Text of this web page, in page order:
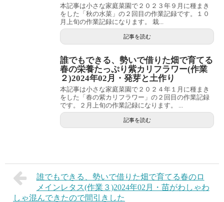
本記事は小さな家庭菜園で２０２３年９月に種まき
をした「秋の水菜」の２回目の作業記録です。１０
月上旬の作業記録になります。 栽...
記事を読む
誰でもできる、勢いで借りた畑で育てる
春の栄養たっぷり紫カリフラワー(作業
２)2024年02月・発芽と土作り
本記事は小さな家庭菜園で２０２４年１月に種まき
をした「春の紫カリフラワー」の２回目の作業記録
です。２月上旬の作業記録になります。 ...
記事を読む
誰でもできる、勢いで借りた畑で育てる春のロ
メインレタス(作業３)2024年02月・苗がわしゃわ
しゃ混んできたので間引きした